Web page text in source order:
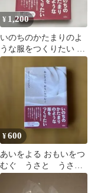
¥ 1,200
いのちのかたまりのよ
うな服をつくりたい さ
とううさぶろう
¥600
あいをよる おもいをつ
むぐ うさと うさと
ジャパン うさとの
服 さとううさぶろう